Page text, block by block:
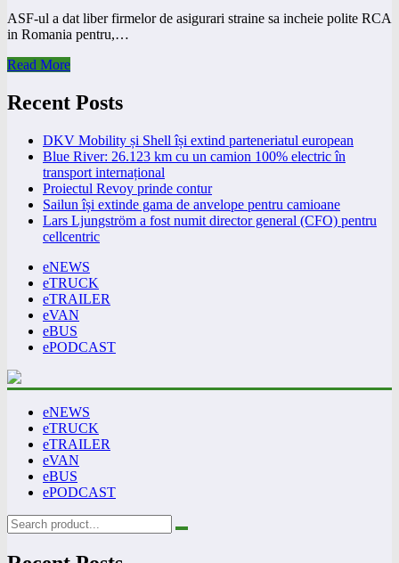
ASF-ul a dat liber firmelor de asigurari straine sa incheie polite RCA
in Romania pentru,…
Read More
Recent Posts
DKV Mobility și Shell își extind parteneriatul european
Blue River: 26.123 km cu un camion 100% electric în
transport internațional
Proiectul Revoy prinde contur
Sailun își extinde gama de anvelope pentru camioane
Lars Ljungström a fost numit director general (CFO) pentru
cellcentric
eNEWS
eTRUCK
eTRAILER
eVAN
eBUS
ePODCAST
eNEWS
eTRUCK
eTRAILER
eVAN
eBUS
ePODCAST